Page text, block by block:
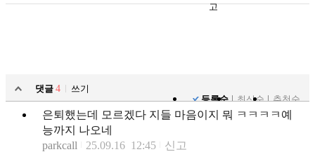
고
댓글 4
쓰기
등록순
최신순 추천순
은퇴했는데 모르겠다 지들 마음이지 뭐 ㅋㅋㅋㅋ예
능까지 나오네
parkcall
25.09.16 12:45 신고